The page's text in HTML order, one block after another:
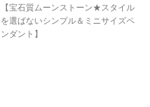
【宝石質ムーンストーン★スタイル
を選ばないシンプル＆ミニサイズペ
ンダント】